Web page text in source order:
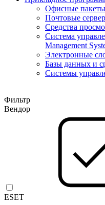
Офисные
Почтовые
Средства
Система
Management
Электронные
Базы данных и
Системы
Фильтр
Вендор
ESET